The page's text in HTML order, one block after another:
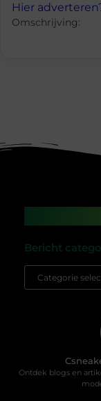
Hier
Omschrijving:
Bericht
Ontdek blogs en